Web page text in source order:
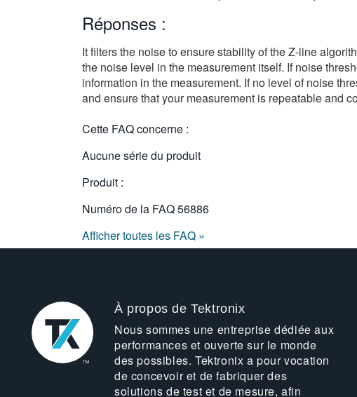
Réponses :
It filters the noise to ensure stability of the Z-line
the noise level in the measurement itself. If noise
information in the measurement. If no level of noise
and ensure that your measurement is repeatable and
Cette FAQ concerne :
Aucune série du produit
Produit :
Numéro de la FAQ56886
Afficher toutes les FAQ »
À propos de Tektronix
Nous sommes une entreprise dédiée aux
performances et ouverte sur le monde
des possibles. Tektronix a pour vocation
de concevoir et de fabriquer des
solutions de test et de mesure, afin